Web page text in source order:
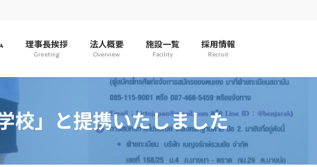
理事長挨拶
Greeting
法人概要
Overview
施設一覧
Facility
採用情報
Recruit
校」と提携いたしました